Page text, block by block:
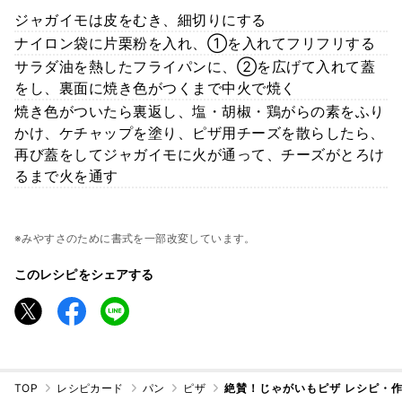
ジャガイモは皮をむき、細切りにする
ナイロン袋に片栗粉を入れ、①を入れてフリフリする
サラダ油を熱したフライパンに、②を広げて入れて蓋
をし、裏面に焼き色がつくまで中火で焼く
焼き色がついたら裏返し、塩・胡椒・鶏がらの素をふり
かけ、ケチャップを塗り、ピザ用チーズを散らしたら、
再び蓋をしてジャガイモに火が通って、チーズがとろけ
るまで火を通す
※みやすさのために書式を一部改変しています。
このレシピをシェアする
TOP レシピカード パン ピザ 絶賛！じゃがいもピザ レシピ・